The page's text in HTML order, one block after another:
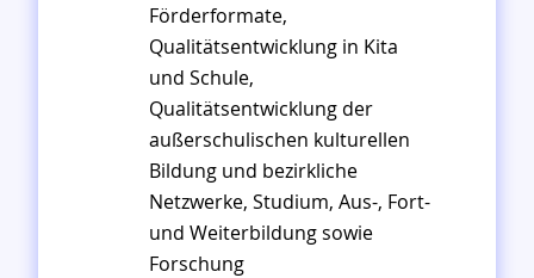
Förderformate,
Qualitätsentwicklung in Kita
und Schule,
Qualitätsentwicklung der
außerschulischen kulturellen
Bildung und bezirkliche
Netzwerke, Studium, Aus-, Fort-
und Weiterbildung sowie
Forschung